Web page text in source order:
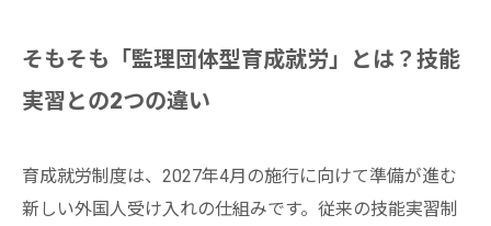
そもそも「監理団体型育成就労」とは？技能
実習との2つの違い
育成就労制度は、2027年4月の施行に向けて準備が進む
新しい外国人受け入れの仕組みです。従来の技能実習制